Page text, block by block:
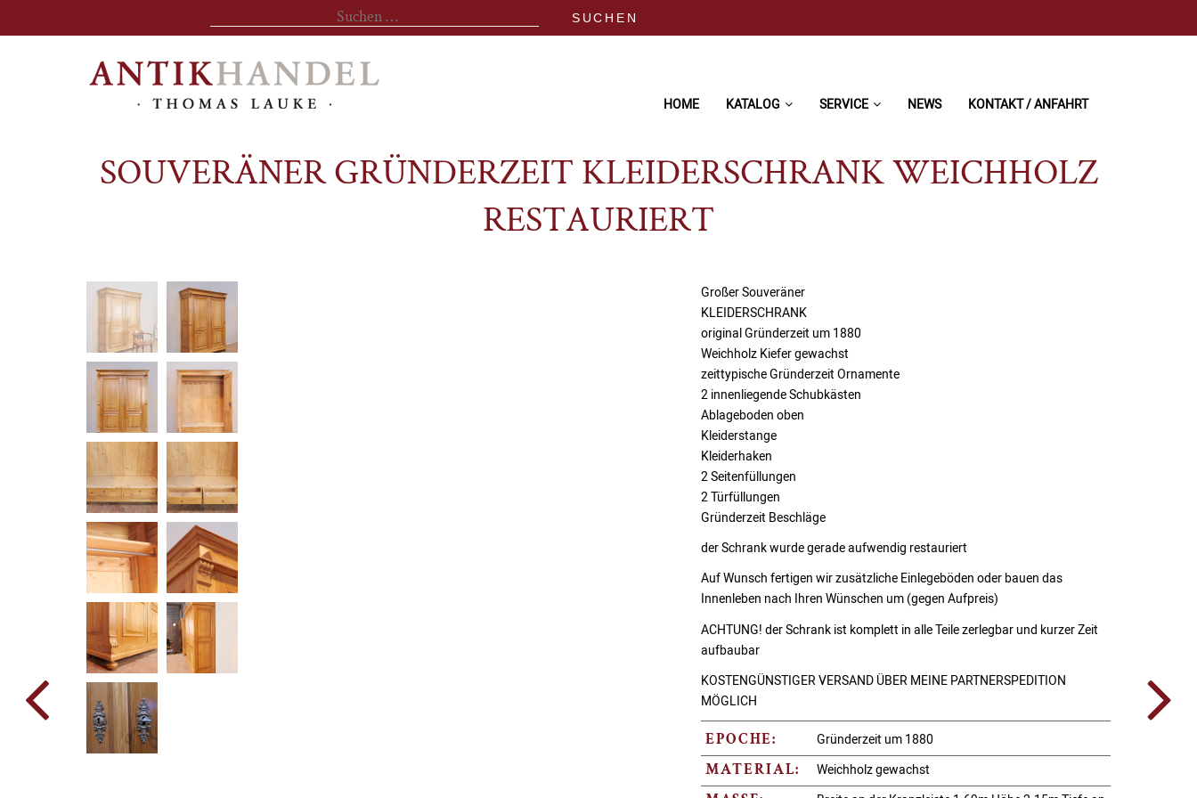
HOME KATALOG SERVICE NEWS KONTAKT / ANFAHRT
SOUVERÄNER GRÜNDERZEIT KLEIDERSCHRANK WEICHHOLZ
RESTAURIERT
Großer Souveräner
KLEIDERSCHRANK
original Gründerzeit um 1880
Weichholz Kiefer gewachst
zeittypische Gründerzeit Ornamente
2 innenliegende Schubkästen
Ablageboden oben
Kleiderstange
Kleiderhaken
2 Seitenfüllungen
2 Türfüllungen
Gründerzeit Beschläge
der Schrank wurde gerade aufwendig restauriert
Auf Wunsch fertigen wir zusätzliche Einlegeböden oder bauen das
Innenleben nach Ihren Wünschen um (gegen Aufpreis)
ACHTUNG! der Schrank ist komplett in alle Teile zerlegbar und kurzer Zeit
aufbaubar
KOSTENGÜNSTIGER VERSAND ÜBER MEINE PARTNERSPEDITION
MÖGLICH
EPOCHE: Gründerzeit um 1880
MATERIAL: Weichholz gewachst